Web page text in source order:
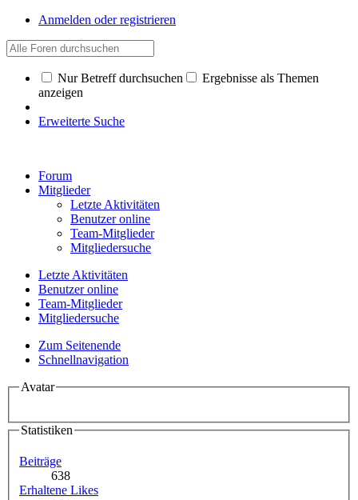
Anmelden oder registrieren
Nur Betreff durchsuchen
Ergebnisse als Themen
anzeigen
Erweiterte Suche
Forum
Mitglieder
Letzte Aktivitäten
Benutzer online
Team-Mitglieder
Mitgliedersuche
Letzte Aktivitäten
Benutzer online
Team-Mitglieder
Mitgliedersuche
Zum Seitenende
Schnellnavigation
Avatar
Statistiken
Beiträge
638
Erhaltene Likes